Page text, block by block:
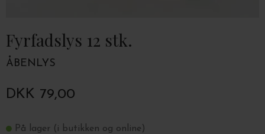
Fyrfadslys 12 stk.
ÅBENLYS
DKK 79,00
På lager (i butikken og online)